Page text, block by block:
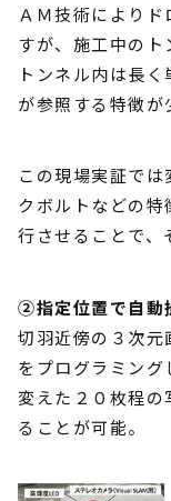
ＡＭ技術により
すが、施工中のト
トンネル内は長
が参照する特徴が
この現場実証で
クボルトなどの
行させることで、
②指定位置で自動
切羽近傍の３次元
をプログラミング
変えた２０枚程
ることが可能。